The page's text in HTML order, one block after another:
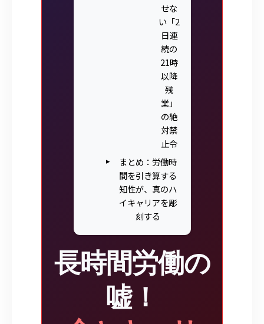
せな
い「2
日連
続の
21時
以降
残
業」
の絶
対禁
止令
まとめ：労働時
間を引き算する
知性が、真のハ
イキャリアを彫
刻する
長時間労働の
嘘！